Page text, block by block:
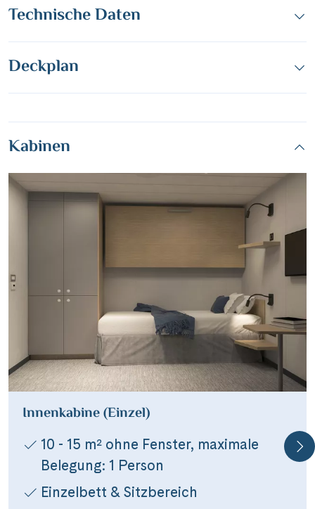
Teile diese Reise
Havila
Facebook
Messenger
Technische Daten
Deckplan
Kabinen
Innenkabine (Einzel)
10 - 15 m² ohne Fenster, maximale
Belegung: 1 Person
Einzelbett & Sitzbereich